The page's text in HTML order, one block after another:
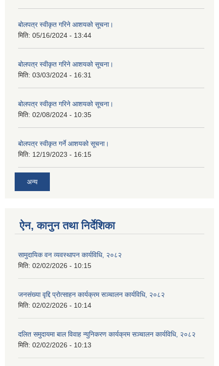
बोलपत्र स्वीकृत गरिने आशयको सूचना।
मिति: 05/16/2024 - 13:44
बोलपत्र स्वीकृत गरिने आशयको सूचना।
मिति: 03/03/2024 - 16:31
बोलपत्र स्वीकृत गरिने आशयको सूचना।
मिति: 02/08/2024 - 10:35
बोलपत्र स्वीकृत गर्ने आशयको सूचना।
मिति: 12/19/2023 - 16:15
अन्य
ऐन, कानुन तथा निर्देशिका
सामुदायिक वन व्यवस्थापन कार्यविधि, २०८२
मिति: 02/02/2026 - 10:15
जनसंख्या वृद्दि प्रोत्साहन कार्यक्रम सञ्‍चालन कार्यविधि, २०८२
मिति: 02/02/2026 - 10:14
दलित समुदायमा बाल विवाह न्युनिकरण कार्यक्रम सञ्‍चालन कार्यविधि, २०८२
मिति: 02/02/2026 - 10:13